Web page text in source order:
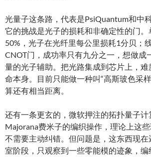
光量子这条路，代表是PsiQuantum和中
它的挑战是光子的损耗和非确定性的门
50%，光子在光纤里每公里损耗1分贝；
CNOT门，成功率只有九分之一，想做成
量的光子辅助。把光路集成到芯片上，
命本身。目前只能做一种叫“高斯玻色采
算还有相当距离。
还有一条更玄的，微软押注的拓扑量子计
Majorana费米子的编织操作，理论上这些
不需要主动纠错。但问题是，这东西现
室阶段，只观察到一些零能模的迹象，